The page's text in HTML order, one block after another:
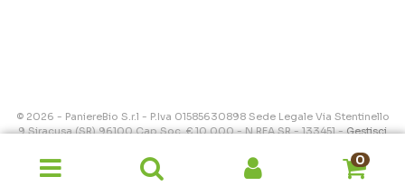
0
© 2026 - PaniereBio S.r.l - P.Iva 01585630898 Sede Legale Via Stentinello
9 Siracusa (SR) 96100 Cap.Soc. € 10.000 - N.REA SR - 133451 -Gestisci